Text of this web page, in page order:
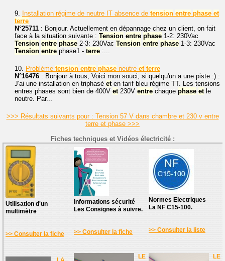
9. Installation régime de neutre IT absence de tension entre phase et
terre
N°25711 : Bonjour. Actuellement en dépannage chez un client, on fait
face à la situation suivante : Tension entre phase 1-2: 230Vac
Tension entre phase 2-3: 230Vac Tension entre phase 1-3: 230Vac
Tension entre phase1 - terre :...
10. Problème tension entre phase neutre et terre
N°16476 : Bonjour à tous, Voici mon souci, si quelqu'un a une piste :) :
J'ai une installation en triphasé eten tarif bleu régime TT. Les tensions
entres phases sont bien de 400V et230V entre chaque phase etle
neutre. Par...
>>> Résultats suivants pour : Tension 57 V dans chambre et 230 v entre
terre et phase >>>
Fiches techniques et Vidéos électricité :
Utilisation d'un
multimètre
>> Consulter la fiche
Informations sécurité
Les Consignes à suivre.
>> Consulter la fiche
Normes Electriques
La NF C15-100.
>> Consulter la liste
LE
LE